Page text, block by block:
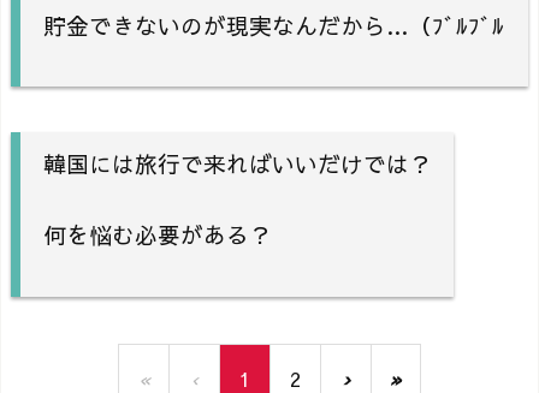
貯金できないのが現実なんだから…（ﾌﾞﾙﾌﾞﾙ
韓国には旅行で来ればいいだけでは？
何を悩む必要がある？
« ‹ 1 2 › »